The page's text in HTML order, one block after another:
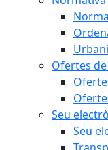
Ofertes
Seu
Seu